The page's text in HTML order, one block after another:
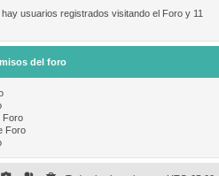
usuarios registrados visitando el Foro y 11
del foro
Foro
Foro